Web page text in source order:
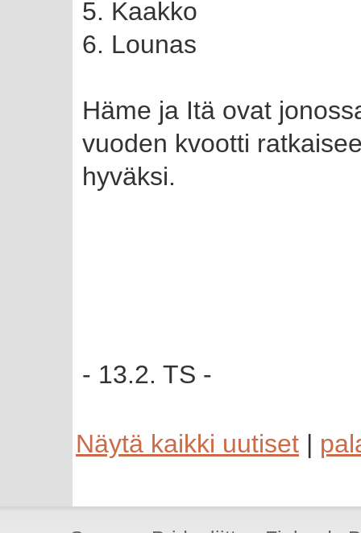
5. Kaakko
6. Lounas
Häme ja Itä ovat
vuoden kvootti
hyväksi.
- 13.2. TS -
Näytä kaikki uutiset |